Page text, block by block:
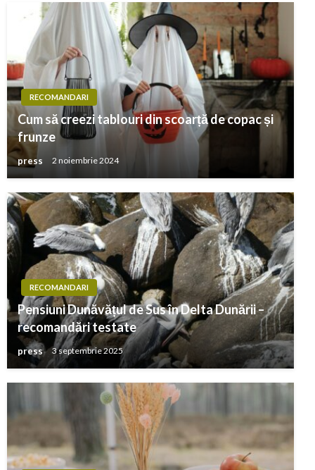
RECOMANDARI
Cum să creezi tablouri din scoarță de copac și
frunze
press 2 noiembrie 2024
RECOMANDARI
Pensiuni Dunăvățul de Sus în Delta Dunării –
recomandări testate
press 3 septembrie 2025